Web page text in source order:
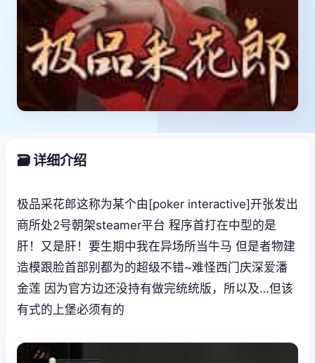
🗃️ 详细介绍
极品采花郎这称为某个由[poker interactive]开张发出
商所处2号朝架steamer平台 程序首打在中型的是
肝！又是肝！要生期中我在异场所当牛马 但是者物建
造模跟脸首部别都为的超级不错~难怪西门庆深爱潘
金莲 因为官方边还没持有做完统统版，所以及…但该
有式的上堡必须有的